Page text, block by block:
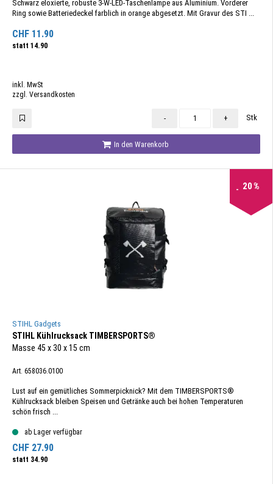
Schwarz eloxierte, robuste 3-W-LED-Taschenlampe aus Aluminium. Vorderer
Ring sowie Batteriedeckel farblich in orange abgesetzt. Mit Gravur des STI ...
CHF 11.90
statt 14.90
inkl. MwSt
zzgl. Versandkosten
- + Stk
In den Warenkorb
20%
STIHL Gadgets
STIHL Kühlrucksack TIMBERSPORTS®
Masse 45 x 30 x 15 cm
Art. 658036.0100
Lust auf ein gemütliches Sommerpicknick? Mit dem TIMBERSPORTS®
Kühlrucksack bleiben Speisen und Getränke auch bei hohen Temperaturen
schön frisch ...
ab Lager verfügbar
CHF 27.90
statt 34.90